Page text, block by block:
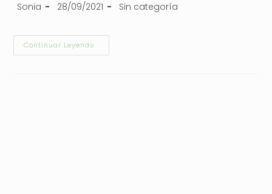
Sonia 28/09/2021 Sin categoría
Continuar Leyendo